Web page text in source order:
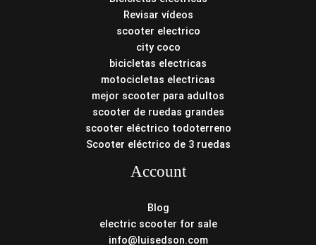
Revisar vídeos
scooter electrico
city coco
bicicletas electricas
motocicletas electricas
mejor scooter para adultos
scooter de ruedas grandes
scooter eléctrico todoterreno
Scooter eléctrico de 3 ruedas
Account
Blog
electric scooter for sale
info@luisedson.com